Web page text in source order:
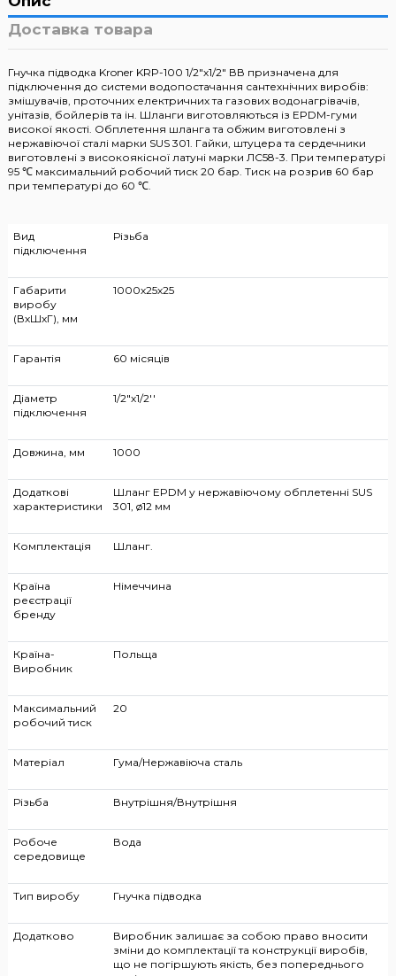
Доставка товара
Гнучка підводка Kroner KRP-100 1/2"х1/2" ВВ призначена для
підключення до системи водопостачання сантехнічних виробів:
змішувачів, проточних електричних та газових водонагрівачів,
унітазів, бойлерів та ін. Шланги виготовляються із EPDM-гуми
високої якості. Обплетення шланга та обжим виготовлені з
нержавіючої сталі марки SUS 301. Гайки, штуцера та сердечники
виготовлені з високоякісної латуні марки ЛС58-3. При температурі
95 ℃ максимальний робочий тиск 20 бар. Тиск на розрив 60 бар
при температурі до 60 ℃.
Вид
підключення
Різьба
Габарити
виробу
(ВхШхГ), мм
1000х25х25
Гарантія 60 місяців
Діаметр
підключення
1/2"х1/2''
Довжина, мм 1000
Додаткові
характеристики
Шланг EPDM у нержавіючому обплетенні SUS
301, ø12 мм
Комплектація Шланг.
Країна
реєстрації
бренду
Німеччина
Країна-
Виробник
Польща
Максимальний
робочий тиск
20
Матеріал Гума/Нержавіюча сталь
Різьба Внутрішня/Внутрішня
Робоче
середовище
Вода
Тип виробу Гнучка підводка
Додатково
Виробник залишає за собою право вносити
зміни до комплектації та конструкції виробів,
що не погіршують якість, без попереднього